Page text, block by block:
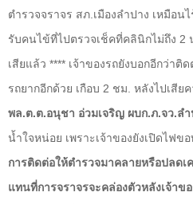
ตำรวจจราจร สภ.เมืองลำปาง เหมือน
รับคนไข้ที่ไปตรวจเช็คที่คลินิกไม่ถึง 2
เสียแล้ว **** เจ้าของรถยังบอกอีกว่า
รถยากอีกด้วย เกือบ 2 ชม. หลังไปเสีย
พล.ต.ต.อนุชา อ่วมเจริญ ผบก.ภ.จว.ลำ
น้ำใจหน่อย เพราะเจ้าของยังเปิดไฟข
การติดต่อให้ตำรวจมาคลายหรือปลดเ
แทนที่การจราจรจะคล่องตัวหลังเจ้าข